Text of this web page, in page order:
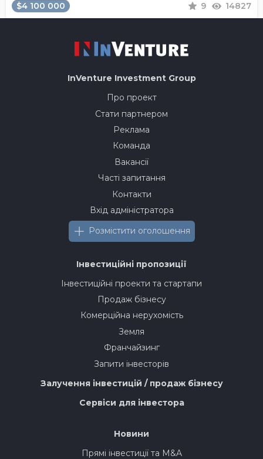
$4 100 000 9 14827
InVenture Investment Group
Про проект
Стати партнером
Реклама
Команда
Вакансії
Часті запитання
Контакти
Вхід адміністратора
Розмістити оголошення
Інвестиційні пропозиції
Інвестиційні проекти та стартапи
Продаж бізнесу
Комерційна нерухомість
Земля
Франчайзинг
Запити інвесторів
Залучення інвестицій / продаж бізнесу
Сервіси для інвестора
Новини
Прямі інвестиції та M&A